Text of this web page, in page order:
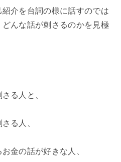
介を台詞の様に話すのでは
んな話が刺さるのかを見極
る人と、
る人、
金の話が好きな人、